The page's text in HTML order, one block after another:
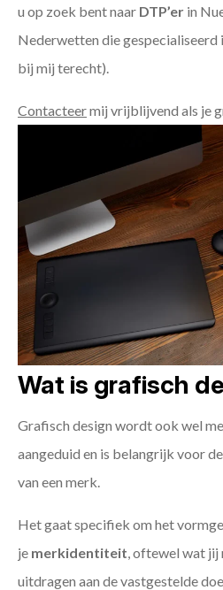
u op zoek bent naar DTP’er in
Nederwetten die gespecialiseerd
bij mij terecht).
Contacteermij vrijblijvend als je
Wat is grafisch
Grafisch design wordt ook wel
aangeduid en is belangrijk voor
van een merk.
Het gaat specifiek om het
je merkidentiteit , oftewel wat
uitdragen aan de vastgestelde